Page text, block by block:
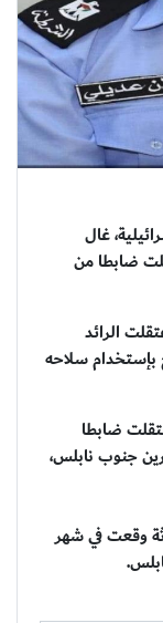
غال
ضابطا من
الرائد
بإستخدام سلاحه
ضابطا
جنوب نابلس،
وقعت في شهر